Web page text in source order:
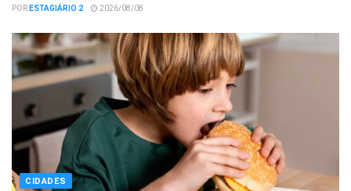
PORESTAGIÁRIO 2 2026/08/08
CIDADES